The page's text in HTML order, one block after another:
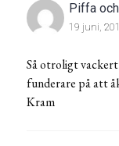
Piffa
19 juni,
Så otroligt
funderare på att
Kram